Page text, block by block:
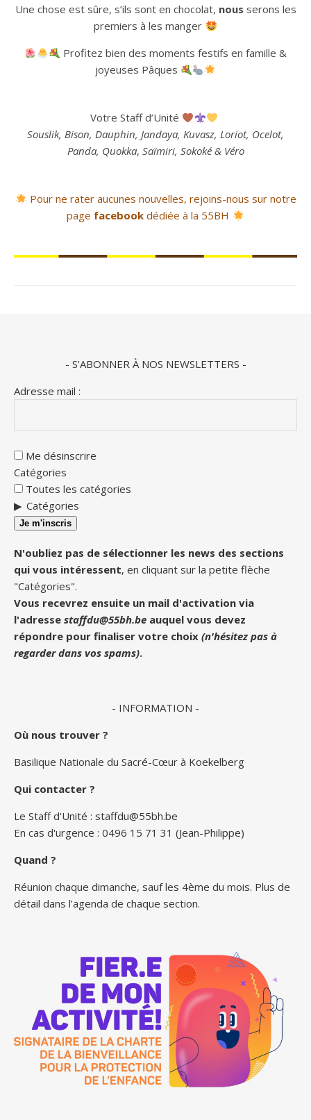
Une chose est sûre, s’ils sont en chocolat, nous serons les
premiers à les manger
Profitez bien des moments festifs en famille &
joyeuses Pâques
Votre Staff d’Unité
Souslik, Bison, Dauphin, Jandaya, Kuvasz, Loriot, Ocelot,
Panda, Quokka, Saïmiri, Sokoké & Véro
Pour ne rater aucunes nouvelles, rejoins-nous sur notre
page facebook dédiée à la 55BH
- S'ABONNER À NOS NEWSLETTERS -
Adresse mail :
Me désinscrire
Catégories
Toutes les catégories
Catégories
Je m'inscris
N'oubliez pas de sélectionner les news des sections
qui vous intéressent, en cliquant sur la petite flèche
"Catégories".
Vous recevrez ensuite un mail d'activation via
l'adresse staffdu@55bh.be auquel vous devez
répondre pour finaliser votre choix (n'hésitez pas à
regarder dans vos spams).
- INFORMATION -
Où nous trouver ?
Basilique Nationale du Sacré-Cœur à Koekelberg
Qui contacter ?
Le Staff d'Unité : staffdu@55bh.be
En cas d'urgence : 0496 15 71 31 (Jean-Philippe)
Quand ?
Réunion chaque dimanche, sauf les 4ème du mois. Plus de
détail dans l’agenda de chaque section.